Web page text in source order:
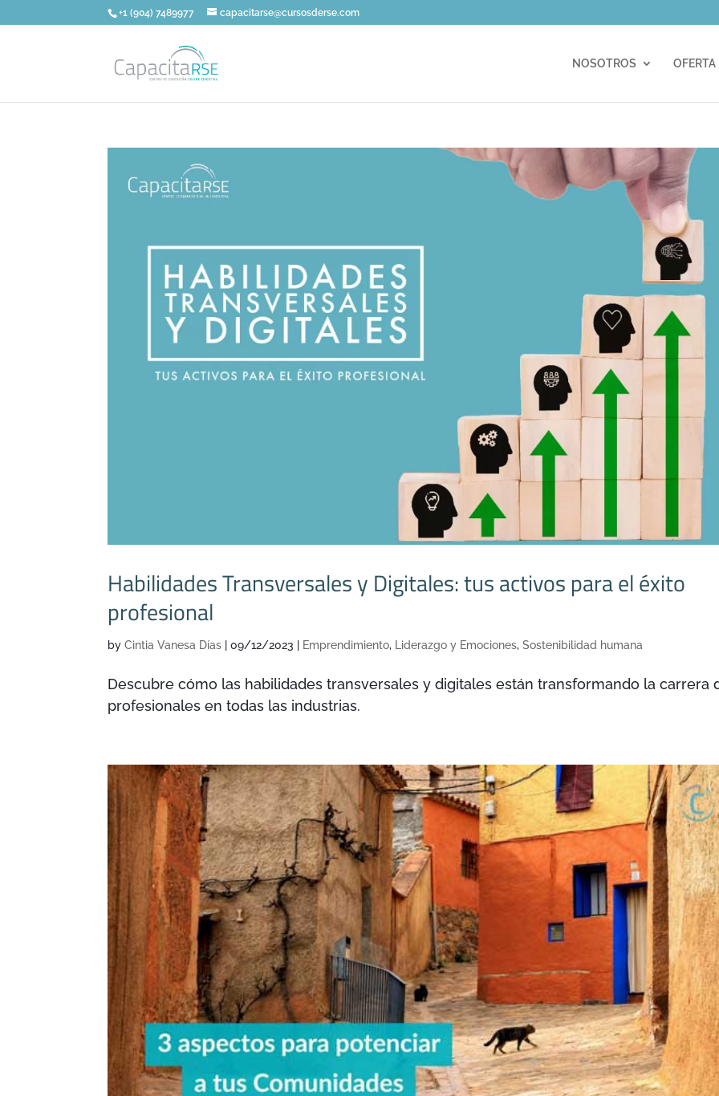
+1 (904) 7489977 capacitarse@cursosderse.com
NOSOTROS
Habilidades Transversales y Digitales: tus activos para el éxito
profesional
byCintia Vanesa Días |09/12/2023 Emprendimiento, Liderazgo y Emociones,Sostenibilidad humana
Descubre cómo las habilidades transversales y digitales están transformando la carrera
profesionales en todas las industrias.